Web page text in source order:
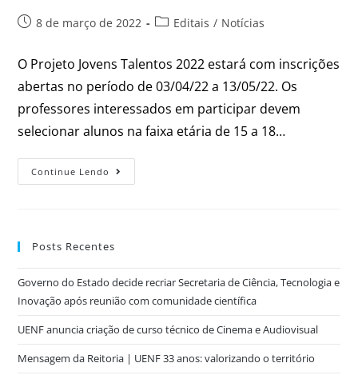
8 de março de 2022 Editais / Notícias
O Projeto Jovens Talentos 2022 estará com inscrições
abertas no período de 03/04/22 a 13/05/22. Os
professores interessados em participar devem
selecionar alunos na faixa etária de 15 a 18…
Continue Lendo
Posts Recentes
Governo do Estado decide recriar Secretaria de Ciência, Tecnologia e
Inovação após reunião com comunidade científica
UENF anuncia criação de curso técnico de Cinema e Audiovisual
Mensagem da Reitoria | UENF 33 anos: valorizando o território